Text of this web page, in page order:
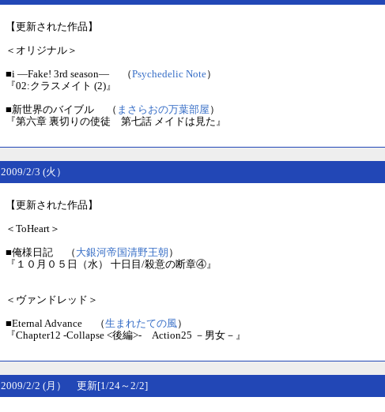
【更新された作品】
＜オリジナル＞
■i ―Fake! 3rd season― （Psychedelic Note）
『02:クラスメイト (2)』
■新世界のバイブル （ まさらおの万葉部屋 ）
『第六章 裏切りの使徒 第七話 メイドは見た』
2009/2/3 (火）
【更新された作品】
＜ToHeart＞
■俺様日記 （ 大銀河帝国清野王朝 ）
『１０月０５日（水） 十日目/殺意の断章④』
＜ヴァンドレッド＞
■Eternal Advance （生まれたての風）
『Chapter12 -Collapse <後編>- Action25 －男女－』
2009/2/2 (月） 更新[1/24～2/2]